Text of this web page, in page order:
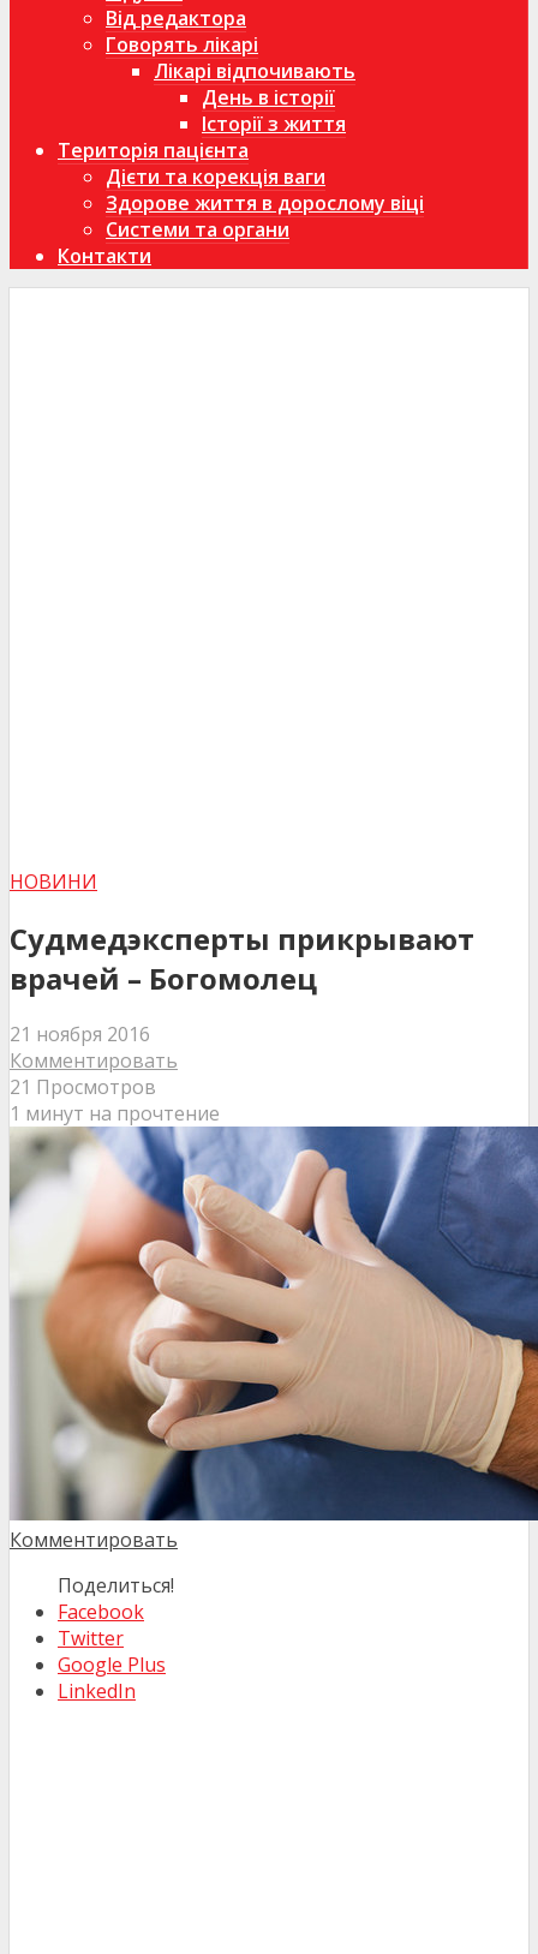
Від редактора
Говорять лікарі
Лікарі відпочивають
День в історії
Історії з життя
Територія пацієнта
Дієти та корекція ваги
Здорове життя в дорослому віці
Системи та органи
Контакти
НОВИНИ
Судмедэксперты прикрывают
врачей – Богомолец
21 ноября 2016
Комментировать
21 Просмотров
1 минут на прочтение
Комментировать
Поделиться!
Facebook
Twitter
Google Plus
LinkedIn